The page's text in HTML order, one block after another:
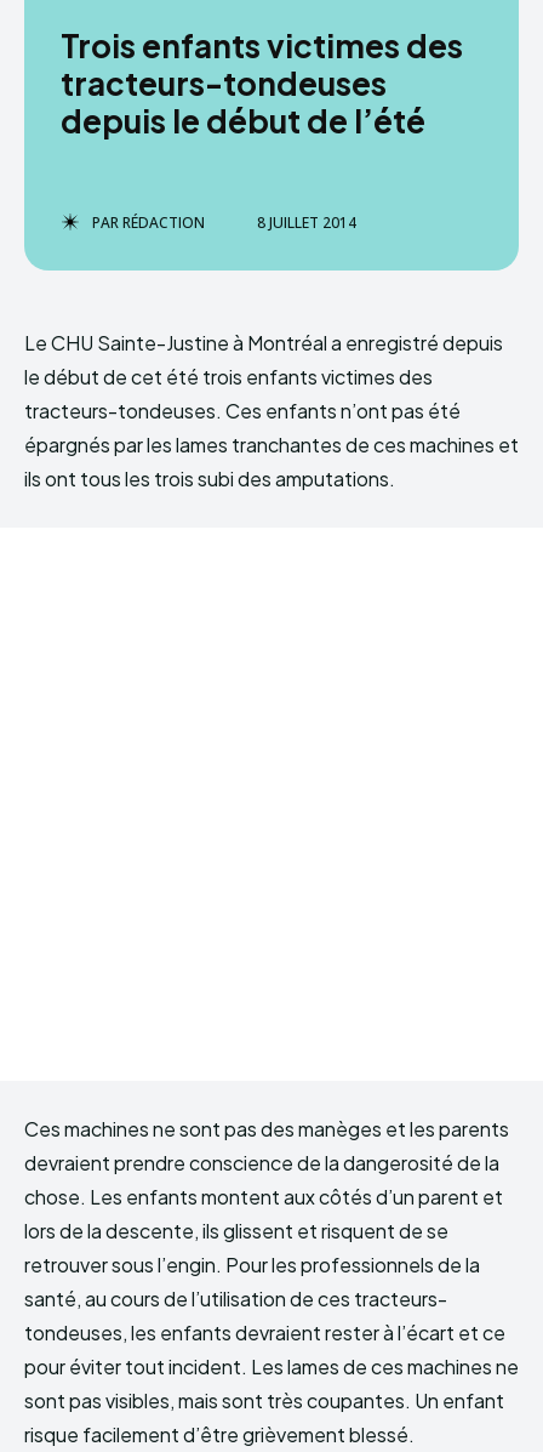
Trois enfants victimes des
tracteurs-tondeuses
depuis le début de l’été
PARRÉDACTION 8 JUILLET 2014
Le CHU Sainte-Justine à Montréal a enregistré depuis
le début de cet été trois enfants victimes des
tracteurs-tondeuses. Ces enfants n’ont pas été
épargnés par les lames tranchantes de ces machines et
ils ont tous les trois subi des amputations.
Ces machines ne sont pas des manèges et les parents
devraient prendre conscience de la dangerosité de la
chose. Les enfants montent aux côtés d’un parent et
lors de la descente, ils glissent et risquent de se
retrouver sous l’engin. Pour les professionnels de la
santé, au cours de l’utilisation de ces tracteurs-
tondeuses, les enfants devraient rester à l’écart et ce
pour éviter tout incident. Les lames de ces machines ne
sont pas visibles, mais sont très coupantes. Un enfant
risque facilement d’être grièvement blessé.